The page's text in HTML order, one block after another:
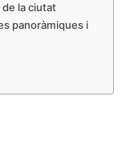
de la ciutat
panoràmiques i